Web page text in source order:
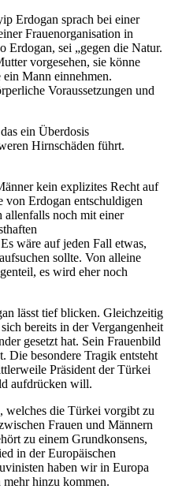
Erdogan sprach bei einer
Frauenorganisation in
Erdogan, sei „gegen die Natur.
vorgesehen, sie könne
Mann einnehmen.
Voraussetzungen und
ein Überdosis
Hirnschäden führt.
kein explizites Recht auf
Erdogan entschuldigen
allenfalls noch mit einer
wäre auf jeden Fall etwas,
sollte. Von alleine
es wird eher noch
lässt tief blicken. Gleichzeitig
bereits in der Vergangenheit
gesetzt hat. Sein Frauenbild
Die besondere Tragik entsteht
Präsident der Türkei
aufdrücken will.
welches die Türkei vorgibt zu
Frauen und Männern
zu einem Grundkonsens,
in der Europäischen
haben wir in Europa
mehr hinzu kommen.